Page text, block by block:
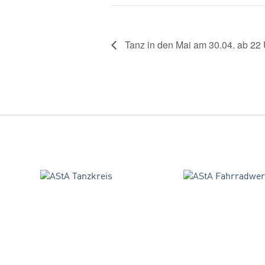
Tanz in den Mai am 30.04. ab 22